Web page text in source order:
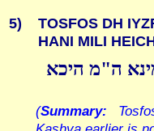
5)
TOSFOS DH
HANI MILI
ה"מ היכא
(Summary: